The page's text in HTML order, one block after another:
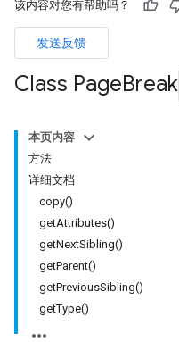
该内容对您有帮助吗？
发送反馈
Class PageBreak
本页内容
方法
详细文档
copy()
getAttributes()
getNextSibling()
getParent()
getPreviousSibling()
getType()